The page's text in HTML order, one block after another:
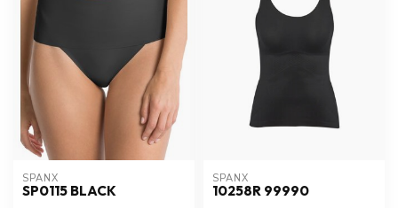
SPANX
SP0115 BLACK
SPANX
10258R 99990